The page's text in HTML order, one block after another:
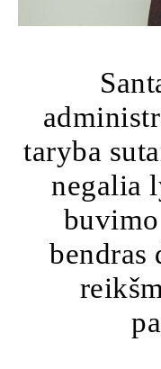
taryba
negalia
bendras